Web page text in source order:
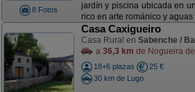
8 Fotos
jardín y piscina ubicada en
rico en arte románico y aguas
Casa Caxigueiro
Casa Rural en Sabenche /
a 36,3 km de Nogueira
18+6 plazas
25 €
30 km de Lugo